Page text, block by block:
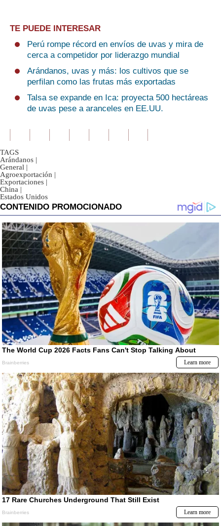
TE PUEDE INTERESAR
Perú rompe récord en envíos de uvas y mira de
cerca a competidor por liderazgo mundial
Arándanos, uvas y más: los cultivos que se
perfilan como las frutas más exportadas
Talsa se expande en Ica: proyecta 500 hectáreas
de uvas pese a aranceles en EE.UU.
TAGS
Arándanos |
General |
Agroexportación |
Exportaciones |
China |
Estados Unidos